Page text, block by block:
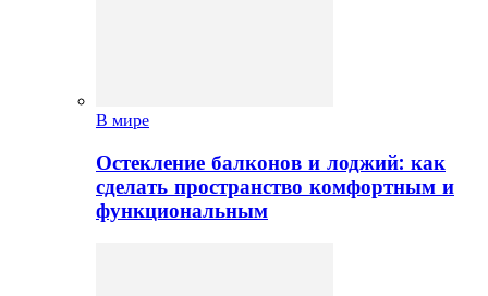
В мире
Остекление балконов и лоджий: как
сделать пространство комфортным и
функциональным